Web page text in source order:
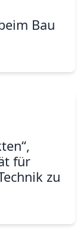
Bau
für
zu